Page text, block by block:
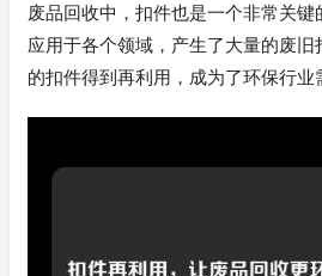
废品回收中，扣件也是一个非常关键
应用于各个领域，产生了大量的废
的扣件得到再利用，成为了环保行业